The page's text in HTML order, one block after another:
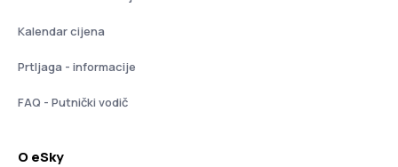
Kalendar cijena
Prtljaga - informacije
FAQ - Putnički vodič
O eSky